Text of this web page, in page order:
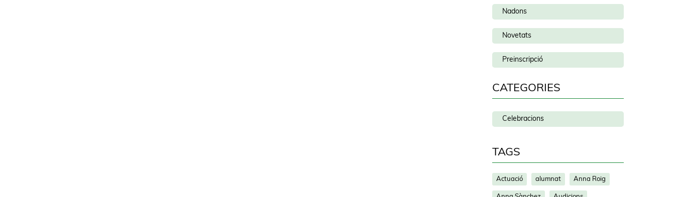
Nadons
Novetats
Preinscripció
CATEGORIES
Celebracions
TAGS
Actuació alumnat Anna Roig